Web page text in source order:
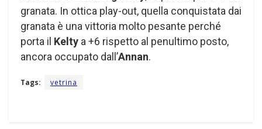
granata. In ottica play-out, quella conquistata dai
granata è una vittoria molto pesante perché
porta il Kelty a +6 rispetto al penultimo posto,
ancora occupato dall’Annan.
Tags: vetrina